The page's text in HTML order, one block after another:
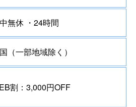
無休 ・24時間
（一部地域除く）
割：3,000円OFF